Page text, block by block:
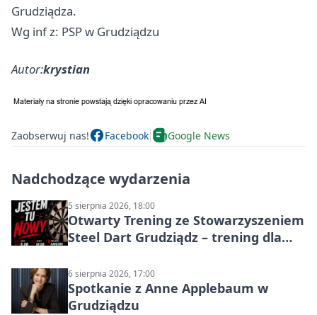
Grudziądza.
Wg inf z: PSP w Grudziądzu
Autor:krystian
Zaobserwuj nas! Facebook Google News
Nadchodzące wydarzenia
5 sierpnia 2026, 18:00
Otwarty Trening ze Stowarzyszeniem
Steel Dart Grudziądz – trening dla
6 sierpnia 2026, 17:00
Spotkanie z Anne Applebaum w
Grudziądzu